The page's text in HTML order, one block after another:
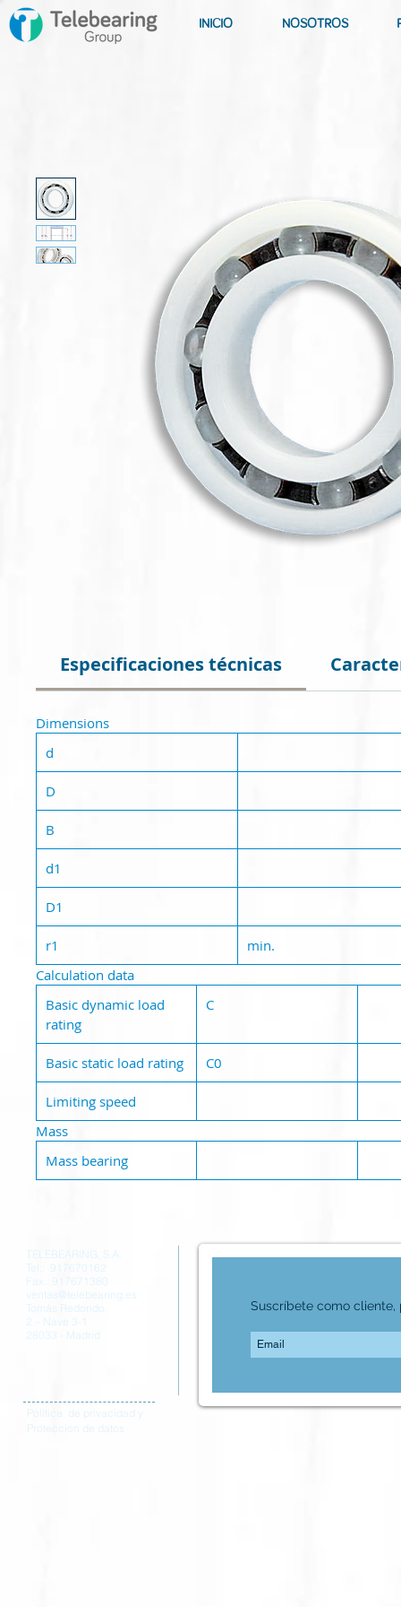
INICIO NOSOTROS
Especificaciones técnicas
Dimensions
d
D
B
d1
D1
r1
min.
Calculation data
Basic dynamic load
rating
C
Basic static load rating C0
Limiting speed
Mass
Mass bearing
TELEBEARING, S.A.
Tel.: 917670162
Fax.: 917671380
ventas@telebearing.es
Tomás Redondo,
2 – Nave 3-1
28033 - Madrid
Política de privacidad y
Proteccion de datos
Suscríbete como cliente,